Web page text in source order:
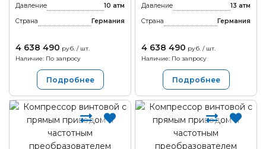
Давление
10 атм
Страна
Германия
4 638 490 руб. / шт.
Наличие: По запросу
Подробнее
Давление
13 атм
Страна
Германия
4 638 490 руб. / шт.
Наличие: По запросу
Подробнее